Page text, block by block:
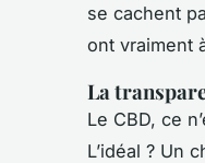
se cachent
ont vraiment
La
Le CBD, ce
L’idéal ? Un